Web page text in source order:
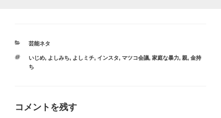
カ
ゴ
リ
芸能ネタ
タ
グ
いじめ, よしみち, よしミチ, インスタ, マツコ会議, 家庭な暴力, 親, 金持
ち
コメントを残す